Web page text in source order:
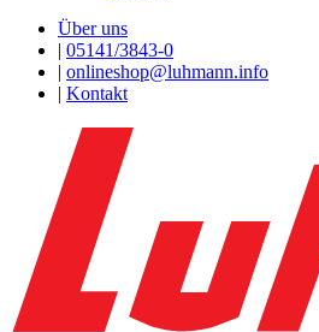
Über uns
| 05141/3843-0
| onlineshop@luhmann.info
| Kontakt